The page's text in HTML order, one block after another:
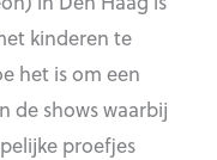
kinderen te
het is om een
de shows waarbij
proefjes